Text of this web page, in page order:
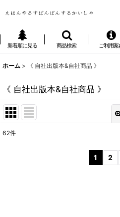
新着順に見る 商品検索 ご利用案
ホーム > 《 自社出版本&自社商品 》
《 自社出版本&自社商品 》
62件
1 2